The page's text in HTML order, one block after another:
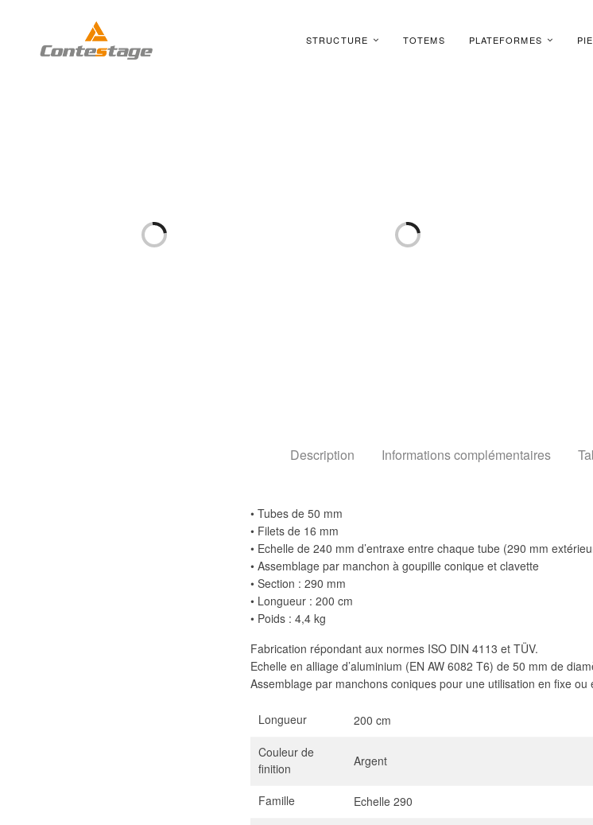
STRUCTURE TOTEMS PLATEFORMES
Description Informations complémentaires
• Tubes de 50 mm
• Filets de 16 mm
• Echelle de 240 mm d’entraxe entre chaque tube (290 mm
• Assemblage par manchon à goupille conique et clavette
• Section : 290 mm
• Longueur : 200 cm
• Poids : 4,4 kg
Fabrication répondant aux normes ISO DIN 4113 et TÜV.
Echelle en alliage d’aluminium (EN AW 6082 T6) de 50 mm de
Assemblage par manchons coniques pour une utilisation en fixe ou
Longueur
200 cm
Couleur de
finition
Argent
Famille
Echelle 290